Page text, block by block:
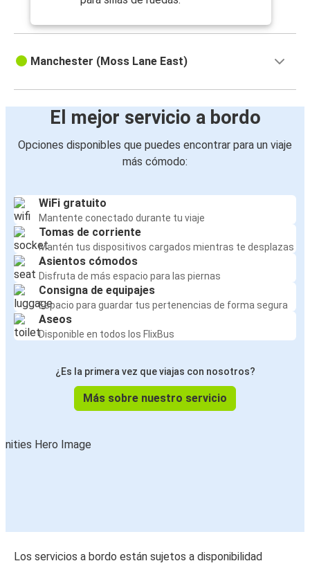
Manchester (Moss Lane East)
El mejor servicio a bordo
Opciones disponibles que puedes encontrar para un viaje
más cómodo:
WiFi gratuito
Mantente conectado durante tu viaje
Tomas de corriente
Mantén tus dispositivos cargados mientras te desplazas
Asientos cómodos
Disfruta de más espacio para las piernas
Consigna de equipajes
Espacio para guardar tus pertenencias de forma segura
Aseos
Disponible en todos los FlixBus
¿Es la primera vez que viajas con nosotros?
Más sobre nuestro servicio
Los servicios a bordo están sujetos a disponibilidad